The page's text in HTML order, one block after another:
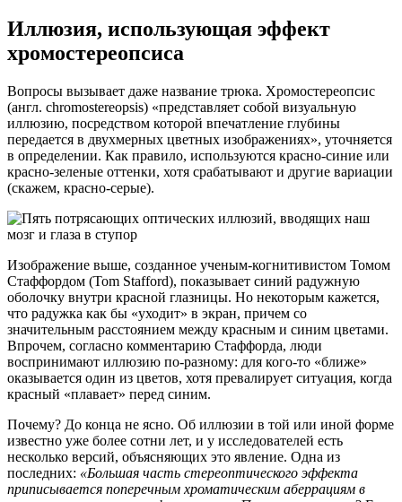
Иллюзия, использующая эффект
хромостереопсиса
Вопросы вызывает даже название трюка. Хромостереопсис
(англ. chromostereopsis) «представляет собой визуальную
иллюзию, посредством которой впечатление глубины
передается в двухмерных цветных изображениях», уточняется
в определении. Как правило, используются красно-синие или
красно-зеленые оттенки, хотя срабатывают и другие вариации
(скажем, красно-серые).
Изображение выше, созданное ученым-когнитивистом Томом
Стаффордом (Tom Stafford), показывает синий радужную
оболочку внутри красной глазницы. Но некоторым кажется,
что радужка как бы «уходит» в экран, причем со
значительным расстоянием между красным и синим цветами.
Впрочем, согласно комментарию Стаффорда, люди
воспринимают иллюзию по-разному: для кого-то «ближе»
оказывается один из цветов, хотя превалирует ситуация, когда
красный «плавает» перед синим.
Почему? До конца не ясно. Об иллюзии в той или иной форме
известно уже более сотни лет, и у исследователей есть
несколько версий, объясняющих это явление. Одна из
последних: «Большая часть стереоптического эффекта
приписывается поперечным хроматическим аберрациям в